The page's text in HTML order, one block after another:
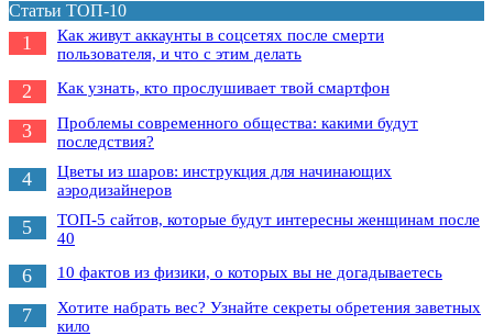
Статьи ТОП-10
1
Как живут аккаунты в соцсетях после смерти
пользователя, и что с этим делать
2 Как узнать, кто прослушивает твой смартфон
3
Проблемы современного общества: какими будут
последствия?
4
Цветы из шаров: инструкция для начинающих
аэродизайнеров
5
ТОП-5 сайтов, которые будут интересны женщинам после
40
6 10 фактов из физики, о которых вы не догадываетесь
7
Хотите набрать вес? Узнайте секреты обретения заветных
кило